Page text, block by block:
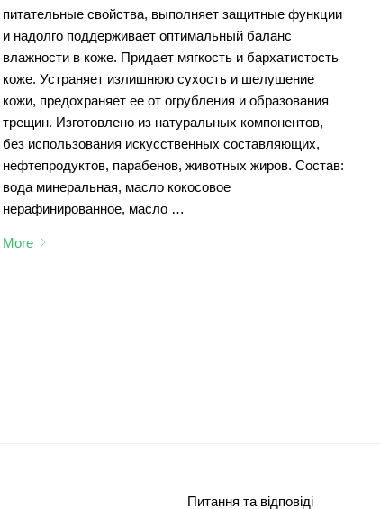
питательные свойства, выполняет защитные функции
и надолго поддерживает оптимальный баланс
влажности в коже. Придает мягкость и бархатистость
коже. Устраняет излишнюю сухость и шелушение
кожи, предохраняет ее от огрубления и образования
трещин. Изготовлено из натуральных компонентов,
без использования искусственных составляющих,
нефтепродуктов, парабенов, животных жиров. Состав:
вода минеральная, масло кокосовое
нерафинированное, масло …
More
Питання та відповіді